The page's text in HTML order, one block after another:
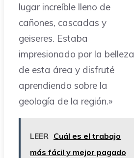
lugar increíble lleno de
cañones, cascadas y
geiseres. Estaba
impresionado por la belleza
de esta área y disfruté
aprendiendo sobre la
geología de la región.»
LEER Cuál es el trabajo
más fácil y mejor pagado